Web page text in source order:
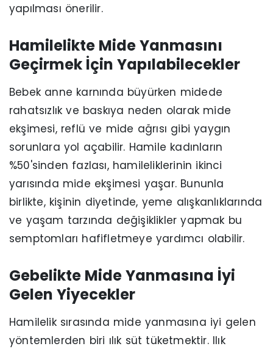
yapılması önerilir.
Hamilelikte Mide Yanmasını
Geçirmek İçin Yapılabilecekler
Bebek anne karnında büyürken midede
rahatsızlık ve baskıya neden olarak mide
ekşimesi, reflü ve mide ağrısı gibi yaygın
sorunlara yol açabilir. Hamile kadınların
%50'sinden fazlası, hamileliklerinin ikinci
yarısında mide ekşimesi yaşar. Bununla
birlikte, kişinin diyetinde, yeme alışkanlıklarında
ve yaşam tarzında değişiklikler yapmak bu
semptomları hafifletmeye yardımcı olabilir.
Gebelikte Mide Yanmasına İyi
Gelen Yiyecekler
Hamilelik sırasında mide yanmasına iyi gelen
yöntemlerden biri ılık süt tüketmektir. Ilık